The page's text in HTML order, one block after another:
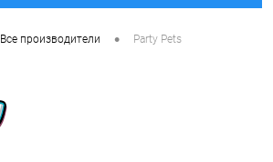
Все производители • Party Pets